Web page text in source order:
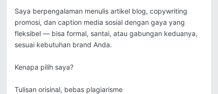
Saya berpengalaman menulis artikel blog, copywriting
promosi, dan caption media sosial dengan gaya yang
fleksibel — bisa formal, santai, atau gabungan keduanya,
sesuai kebutuhan brand Anda.
Kenapa pilih saya?
Tulisan orisinal, bebas plagiarisme